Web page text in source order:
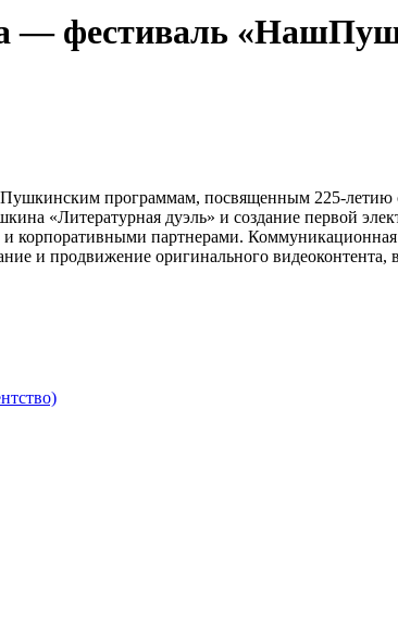
— фестиваль
Пушкинским программам, посвященным 225-
«Литературная дуэль» и создание первой
корпоративными партнерами. Коммуникационная
и продвижение оригинального видеоконтента,